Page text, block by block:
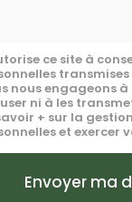
ce site à
nous engageons
ni à les
+ sur la
et exercer
Envoyer ma